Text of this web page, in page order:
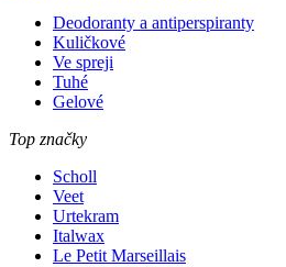
Deodoranty a antiperspiranty
Kuličkové
Ve spreji
Tuhé
Gelové
Top značky
Scholl
Veet
Urtekram
Italwax
Le Petit Marseillais